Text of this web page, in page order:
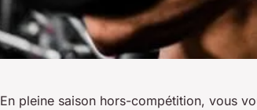
En pleine saison hors-compétition, vous